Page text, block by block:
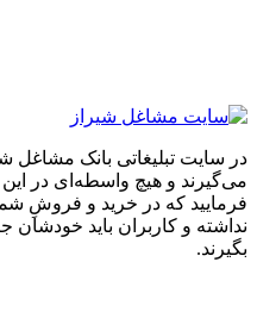
در سایت تبلیغاتی بانک مشاغل
می‌گیرند و هیچ واسطه‌ای در
فرمایید که در خرید و فروشِ
نداشته و کاربران باید خودشان
بگیرند.